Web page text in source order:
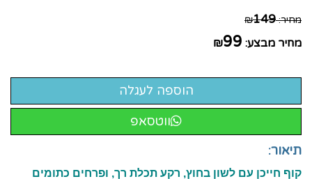
מחיר: ₪149
מחיר מבצע: ₪99
ווטסאפ
תיאור:
קוף חייכן עם לשון בחוץ, רקע תכלת רך, ופרחים כתומים